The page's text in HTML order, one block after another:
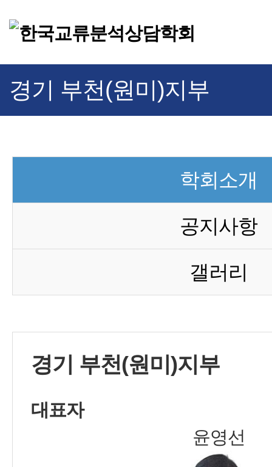
경기 부천(원미)지부
학회소개
공지사항
갤러리
경기 부천(원미)지부
대표자
윤영선